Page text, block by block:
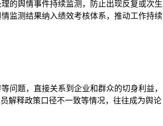
的舆情事件持续监测，防止出现反复或次生
监测结果纳入绩效考核体系，推动工作持续
问题，直接关系到企业和群众的切身利益，
解释政策口径不一致等情况，往往成为舆论